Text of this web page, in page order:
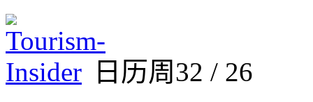
日历周32 / 26